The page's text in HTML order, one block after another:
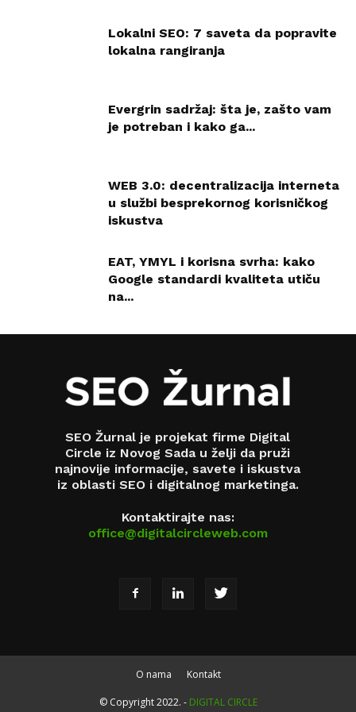
Lokalni SEO: 7 saveta da popravite
lokalna rangiranja
Evergrin sadržaj: šta je, zašto vam
je potreban i kako ga...
WEB 3.0: decentralizacija interneta
u službi besprekornog korisničkog
iskustva
EAT, YMYL i korisna svrha: kako
Google standardi kvaliteta utiču
na...
SEO Žurnal je projekat firme Digital
Circle iz Novog Sada u želji da pruži
najnovije informacije, savete i iskustva
iz oblasti SEO i digitalnog marketinga.
Kontaktirajte nas:
office@digitalcircleweb.com
O nama Kontakt
© Copyright 2022. - DIGITAL CIRCLE